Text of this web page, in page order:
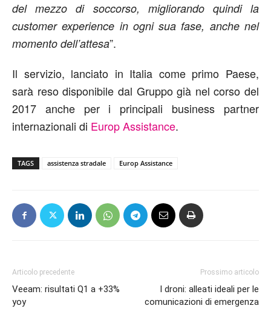
del mezzo di soccorso, migliorando quindi la
customer experience in ogni sua fase, anche nel
momento dell’attesa”.
Il servizio, lanciato in Italia come primo Paese,
sarà reso disponibile dal Gruppo già nel corso del
2017 anche per i principali business partner
internazionali di Europ Assistance.
TAGS assistenza stradale Europ Assistance
Articolo precedente
Veeam: risultati Q1 a +33%
yoy
Prossimo articolo
I droni: alleati ideali per le
comunicazioni di emergenza